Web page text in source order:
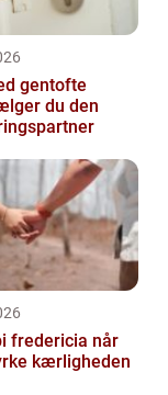
gentofte
du den
når
kærligheden